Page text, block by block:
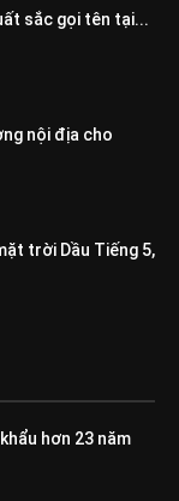
sắc gọi tên tại...
nội địa cho
trời Dầu Tiếng 5,
hơn 23 năm